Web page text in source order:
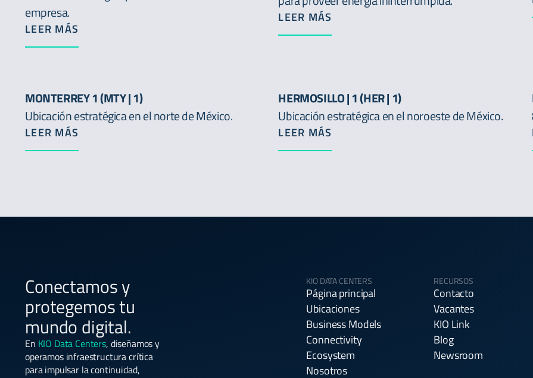
empresa.
LEER MÁS
LEER MÁS
MONTERREY 1 (MTY | 1)
Ubicación estratégica en el norte de México.
LEER MÁS
HERMOSILLO | 1 (HER | 1)
Ubicación estratégica en el noroeste de México.
LEER MÁS
Conectamos y
protegemos tu
mundo digital.
En KIO Data Centers, diseñamos y
operamos infraestructura crítica
para impulsar la continuidad,
KIO DATA CENTERS
Página principal
Ubicaciones
Business Models
Connectivity
Ecosystem
Nosotros
RECURSOS
Contacto
Vacantes
KIO Link
Blog
Newsroom